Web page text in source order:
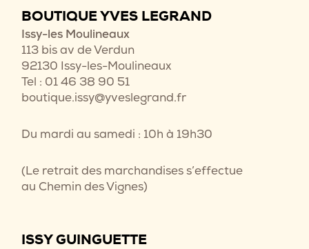
BOUTIQUE YVES LEGRAND
Issy-les Moulineaux
113 bis av de Verdun
92130 Issy-les-Moulineaux
Tel : 01 46 38 90 51
boutique.issy@yveslegrand.fr
Du mardi au samedi : 10h à 19h30
(Le retrait des marchandises s’effectue
au Chemin des Vignes)
ISSY GUINGUETTE